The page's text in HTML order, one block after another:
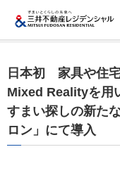
すまいについて
くらしについて
日本初 家具や住
Mixed Realityを用
すまい探しの新た
ロン」にて導入